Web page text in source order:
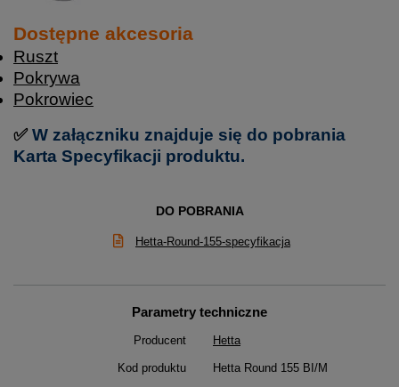
Dostępne akcesoria
Ruszt
Pokrywa
Pokrowiec
✅ W załączniku znajduje się do pobrania
Karta Specyfikacji produktu.
DO POBRANIA
Hetta-Round-155-specyfikacja
Parametry techniczne
Producent Hetta
Kod produktu Hetta Round 155 BI/M